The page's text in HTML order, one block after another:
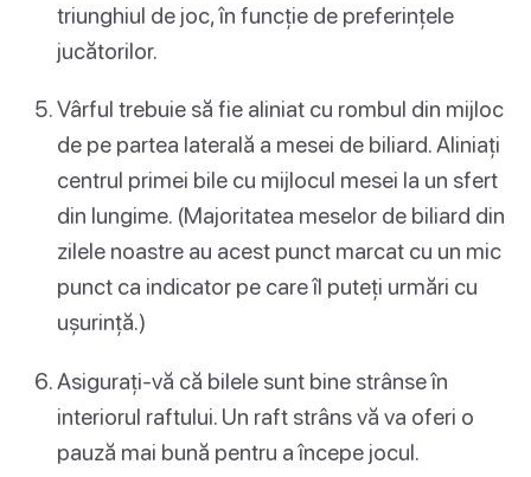
triunghiul de joc, în funcție de preferințele
jucătorilor.
Vârful trebuie să fie aliniat cu rombul din mijloc
de pe partea laterală a mesei de biliard. Aliniați
centrul primei bile cu mijlocul mesei la un sfert
din lungime. (Majoritatea meselor de biliard din
zilele noastre au acest punct marcat cu un mic
punct ca indicator pe care îl puteți urmări cu
ușurință.)
Asigurați-vă că bilele sunt bine strânse în
interiorul raftului. Un raft strâns vă va oferi o
pauză mai bună pentru a începe jocul.